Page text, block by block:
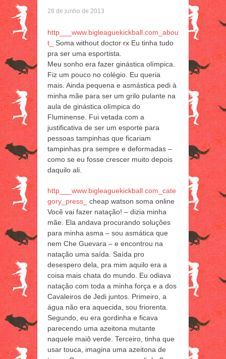
28 de junho de 2013
http___www.bigleaguekickball.com_abou
t_
Soma without doctor rx Eu tinha tudo
pra ser uma esportista.
Meu sonho era fazer ginástica olímpica.
Fiz um pouco no colégio. Eu queria
mais. Ainda pequena e asmástica pedi à
minha mãe para ser um grilo pulante na
aula de ginástica olímpica do
Fluminense. Fui vetada com a
justificativa de ser um esporte para
pessoas tampinhas que ficariam
tampinhas pra sempre e deformadas –
como se eu fosse crescer muito depois
daquilo ali.
http___www.bigleaguekickball.com_cate
gory_press_
cheap watson soma online
Você vai fazer natação! – dizia minha
mãe. Ela andava procurando soluções
para minha asma – sou asmática que
nem Che Guevara – e encontrou na
natação uma saída. Saída pro
desespero dela, pra mim aquilo era a
coisa mais chata do mundo. Eu odiava
natação com toda a minha força e a dos
Cavaleiros de Jedi juntos. Primeiro, a
água não era aquecida, sou friorenta.
Segundo, eu era gordinha e ficava
parecendo uma azeitona mutante
naquele maiô verde. Terceiro, tinha que
usar touca, imagina uma azeitona de